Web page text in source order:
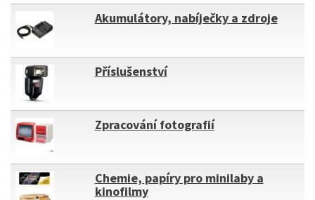
Akumulátory, nabíječky a zdroje
Příslušenství
Zpracování fotografií
Chemie, papíry pro minilaby a
kinofilmy